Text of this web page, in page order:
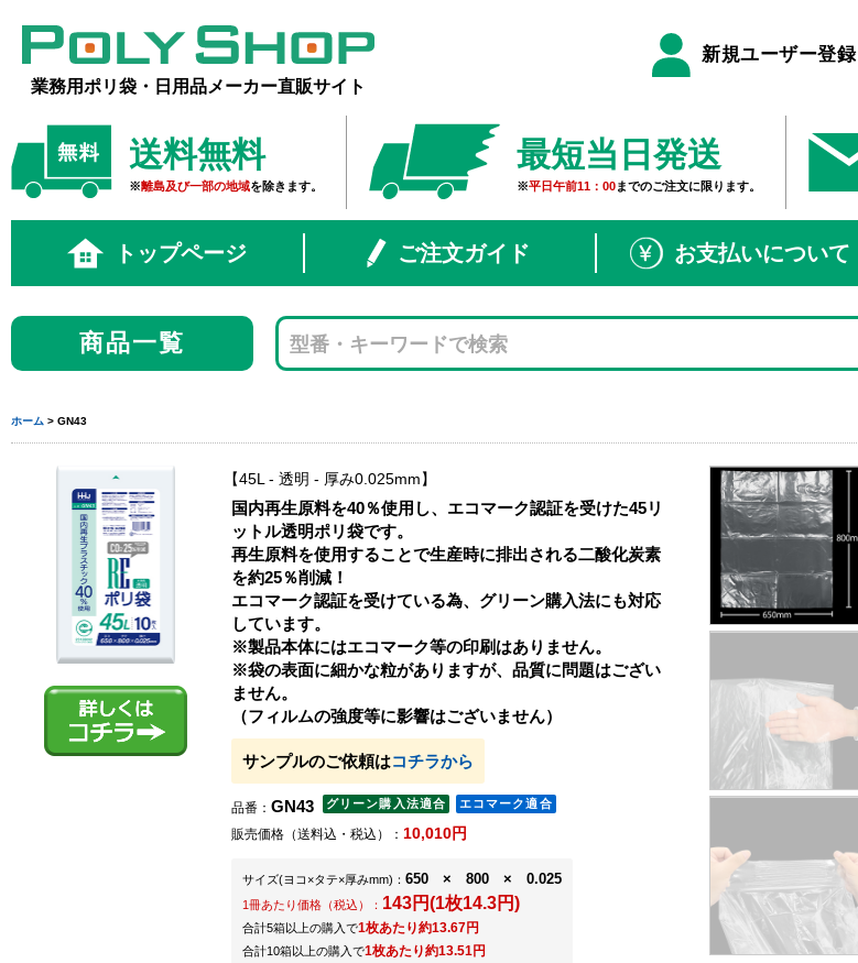
業務用ポリ袋・日用品メーカー直販サイト
新規ユーザー登録
送料無料
※離島及び一部の地域を除きます。
最短当日発送
※平日午前11：00までのご注文に限ります。
トップページ ご注文ガイド お支払いについて
商品一覧
ホーム > GN43
45L - 透明 - 厚み0.025mm
国内再生原料を40％使用し、エコマーク認証を受けた45リ
ットル透明ポリ袋です。
再生原料を使用することで生産時に排出される二酸化炭素
を約25％削減！
エコマーク認証を受けている為、グリーン購入法にも対応
しています。
※製品本体にはエコマーク等の印刷はありません。
※袋の表面に細かな粒がありますが、品質に問題はござい
ません。
（フィルムの強度等に影響はございません）
サンプルのご依頼はコチラから
品番： GN43
販売価格（送料込・税込）： 10,010円
サイズ(ヨコ×タテ×厚みmm) ： 650 × 800 × 0.025
1冊あたり価格（税込）： 143円(1枚14.3円)
合計5箱以上の購入で1枚あたり約13.67円
合計10箱以上の購入で1枚あたり約13.51円